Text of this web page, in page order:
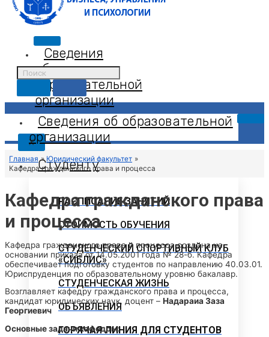
Сведения
об
образовательной
организации
X
Сведения об образовательной
организации
Студенту
РАСПИСАНИЕ ЗАНЯТИЙ
СТОИМОСТЬ ОБУЧЕНИЯ
СТУДЕНЧЕСКИЙ СПОРТИВНЫЙ КЛУБ
«СИБЛИС»
СТУДЕНЧЕСКАЯ ЖИЗНЬ
ОБЪЯВЛЕНИЯ
ГОРЯЧАЯ ЛИНИЯ ДЛЯ СТУДЕНТОВ
Главная
Юридический факультет
Кафедра гражданского права и процесса
Кафедра гражданского права
и процесса
Кафедра гражданского права и процесса создана на
основании приказа от 14.05.2001 года № 28-б. Кафедра
обеспечивает подготовку студентов по направлению 40.03.01.
Юриспруденция по образовательному уровню бакалавр.
Возглавляет кафедру гражданского права и процесса,
кандидат юридических наук, доцент – Надараиа Заза
Георгиевич
Основные задачи кафедры: